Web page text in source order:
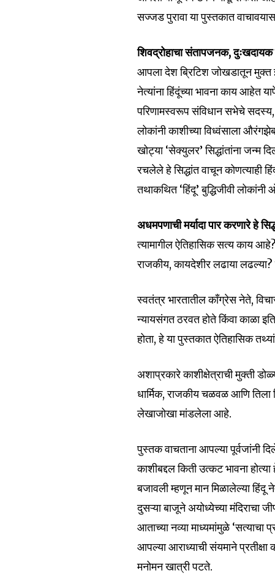
To subscribe, simply enter your
the subscribe button below.
6,300
Fans
सज्जड पुरावा या पुस्तकात
शिवद्रोहाचा संतापजनक, दुःखदायक
आपला देश ब्रिटिश जोखडातून मुक्त
नेत्यांना हिंदूंच्या भावना काय आहेत
परिणामस्वरूप संविधान सभेचे सदस्य,
लोकांनी काशीच्या विध्वंसाला
खोट्या ‘सेक्युलर’ सिद्धांतांना जन्म
रचलेले हे सिद्धांत वाचून कोणत्याही
तथाकथित ‘हिंदू’ बुद्धिजीवी
अधमपणाची मर्यादा पार करणारे हे
त्यामागील ऐतिहासिक सत्य काय
राजकीय, कायदेशीर लढाया
स्वतंत्र भारतातील काँग्रेस नेते,
न्यायसंगत ठरवत होते किंवा काळा
होता, हे या पुस्तकात ऐतिहासिक
अशाप्रकारे काशीक्षेत्राची मुक्ती
धार्मिक, राजकीय चळवळ आणि तिला
लेखाजोखा मांडलेला आहे.
पुस्तक वाचताना आपल्या पूर्वजांनी
काशीबद्दल किती उत्कट भावना
बजावली म्हणून मान मिळालेल्या हिंदू
दुसऱ्या बाजूने अयोध्येच्या मंदिराचा
आताच्या नव्या माध्यमांमुळे ‘सत्याचा
आपल्या आराध्याची संयमाने
मनोमन खात्री पटते.